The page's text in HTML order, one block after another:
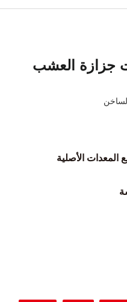
جزازة العشب
المعدات الأصلية